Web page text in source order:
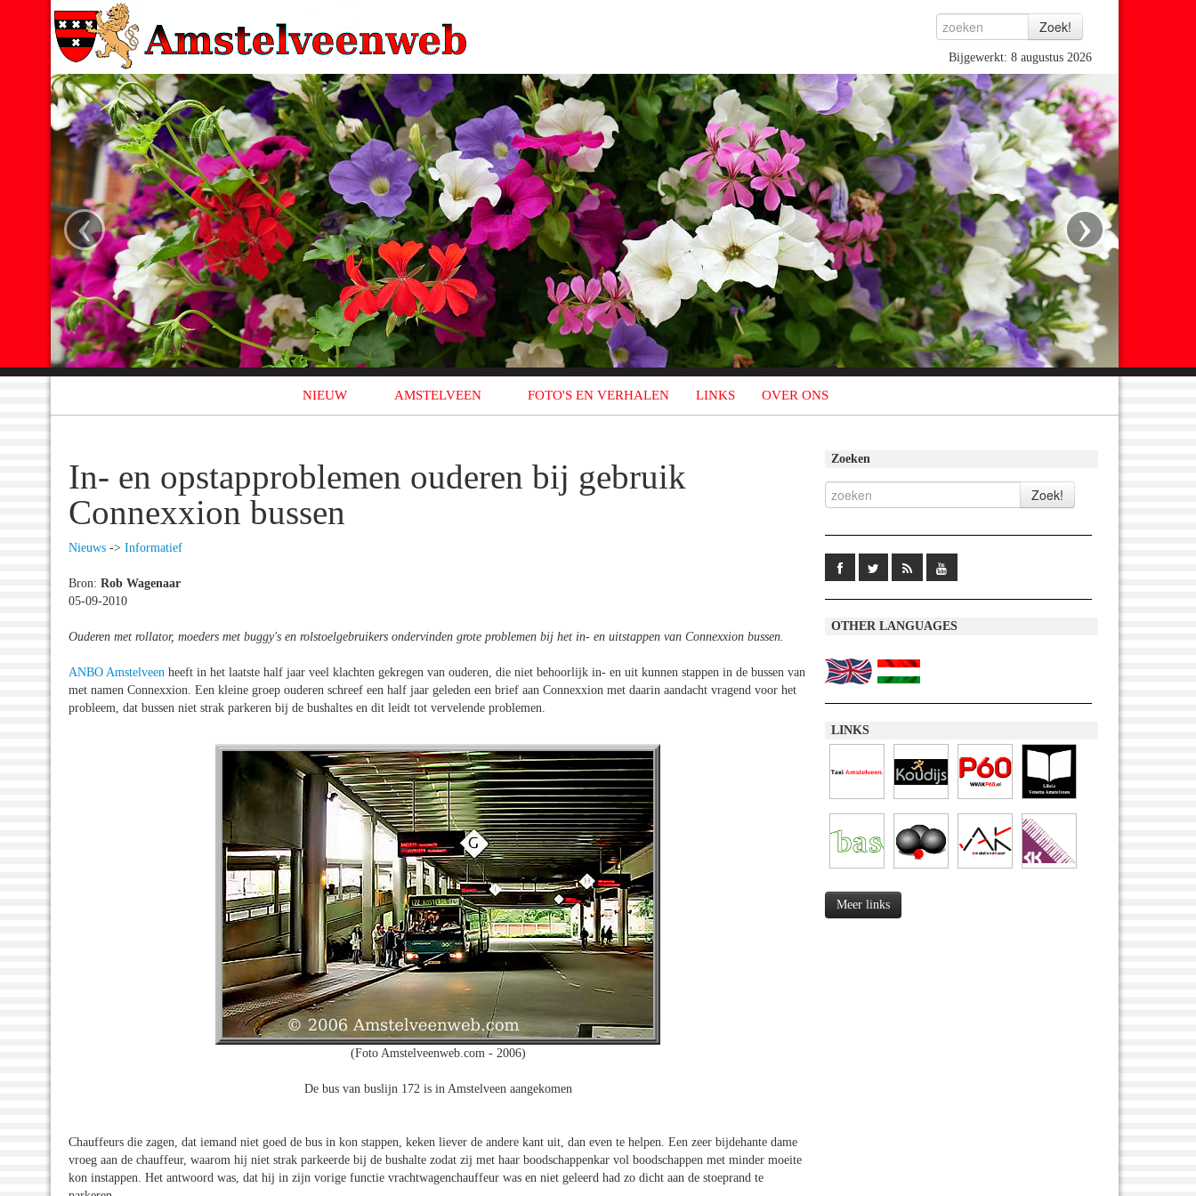
Bijgewerkt: 8 augustus 2026
‹ ›
NIEUW AMSTELVEEN FOTO'S EN VERHALEN LINKS OVER ONS
In- en opstapproblemen ouderen bij gebruik
Connexxion bussen
Nieuws -> Informatief
Bron: Rob Wagenaar
05-09-2010
Ouderen met rollator, moeders met buggy's en rolstoelgebruikers ondervinden grote problemen bij het in- en uitstappen van Connexxion bussen.
ANBO Amstelveen heeft in het laatste half jaar veel klachten gekregen van ouderen, die niet behoorlijk in- en uit kunnen stappen in de bussen van
met namen Connexxion. Een kleine groep ouderen schreef een half jaar geleden een brief aan Connexxion met daarin aandacht vragend voor het
probleem, dat bussen niet strak parkeren bij de bushaltes en dit leidt tot vervelende problemen.
(Foto Amstelveenweb.com - 2006)
De bus van buslijn 172 is in Amstelveen aangekomen
Chauffeurs die zagen, dat iemand niet goed de bus in kon stappen, keken liever de andere kant uit, dan even te helpen. Een zeer bijdehante dame
vroeg aan de chauffeur, waarom hij niet strak parkeerde bij de bushalte zodat zij met haar boodschappenkar vol boodschappen met minder moeite
kon instappen. Het antwoord was, dat hij in zijn vorige functie vrachtwagenchauffeur was en niet geleerd had zo dicht aan de stoeprand te
Zoeken
OTHER LANGUAGES
LINKS
Meer links